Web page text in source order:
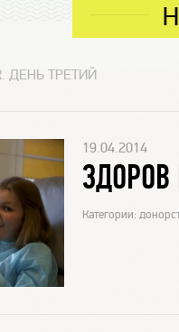
ДЕНЬ ТРЕТИЙ
19.04.2014
Категории: